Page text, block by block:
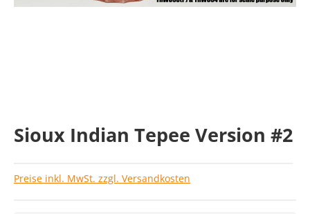
Sioux Indian Tepee Version #2
Preise inkl. MwSt. zzgl. Versandkosten